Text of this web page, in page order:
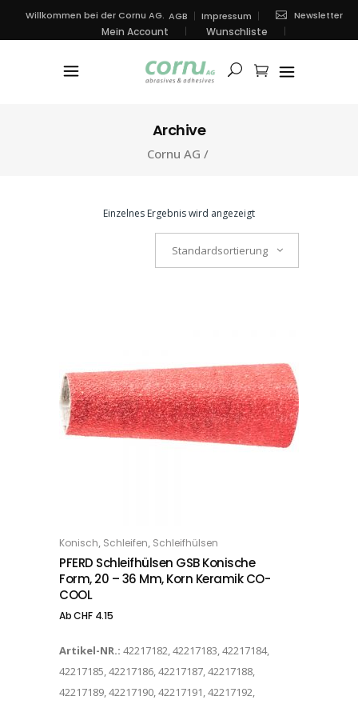
Willkommen bei der Cornu AG. AGB Impressum Newsletter
Mein Account Wunschliste
Archive
Cornu AG /
Einzelnes Ergebnis wird angezeigt
Standardsortierung
OPTIONS
Konisch, Schleifen, Schleifhülsen
PFERD Schleifhülsen GSB Konische
Form, 20 – 36 Mm, Korn Keramik CO-
COOL
AbCHF4.15
Artikel-NR.: 42217182, 42217183, 42217184,
42217185, 42217186, 42217187, 42217188,
42217189, 42217190, 42217191, 42217192,